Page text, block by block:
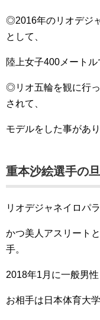
◎2016年のリオデジ
として、
陸上女子400メートル
◎リオ五輪を観に行
されて、
モデルをした事があり
重本沙絵選手の
リオデジャネイロパ
かつ美人アスリート
手。
2018年1月に一般男
お相手は日本体育大学